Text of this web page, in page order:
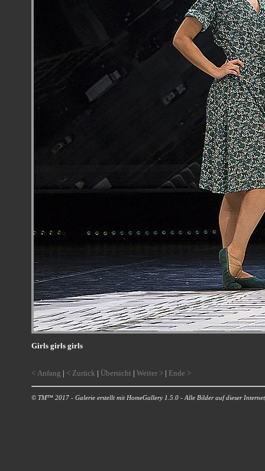
Girls girls girls
< Anfang | < Zurück | Übersicht |Weiter > | Ende >
© TM™ 2017 - Galerie erstellt mit HomeGallery 1.5.0 - Alle Bilder auf dieser